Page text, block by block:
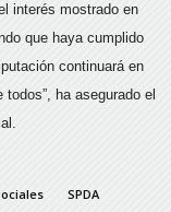
interés mostrado en
que haya cumplido
continuará en
ha asegurado el
SPDA